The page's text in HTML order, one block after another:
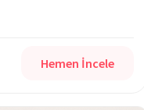
Hemen İncele